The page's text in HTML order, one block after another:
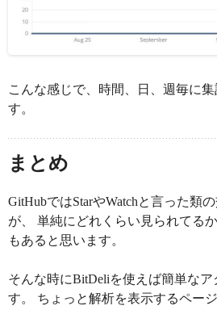
こんな感じで、時間、日、週毎に
す。
まとめ
GitHubではStarやWatchと言った類
が、 単純にどれくらい見られてる
もあると思います。
そんな時にBitDeliを使えば簡単なア
す。 ちょっと解析を表示するペー